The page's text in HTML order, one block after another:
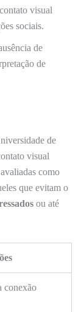
visual
sociais.
de
de
de
visual
como
que evitam o
ou até
conexão